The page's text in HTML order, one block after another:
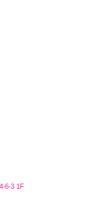
6-3 1F